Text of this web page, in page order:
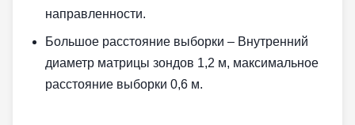
направленности.
Большое расстояние выборки‌ – Внутренний
диаметр матрицы зондов 1,2 м, максимальное
расстояние выборки 0,6 м.